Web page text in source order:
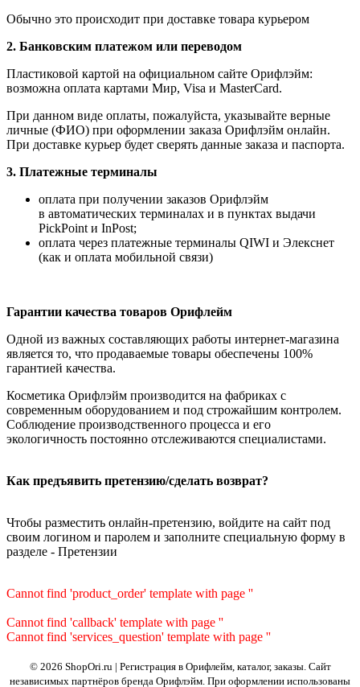
Обычно это происходит при доставке товара курьером
2. Банковским платежом или переводом
Пластиковой картой на официальном сайте Орифлэйм:
возможна оплата картами Мир, Visa и MasterCard.
При данном виде оплаты, пожалуйста, указывайте верные
личные (ФИО) при оформлении заказа Орифлэйм онлайн.
При доставке курьер будет сверять данные заказа и паспорта.
3. Платежные терминалы
оплата при получении заказов Орифлэйм
в автоматических терминалах и в пунктах выдачи
PickPoint и InPost;
оплата через платежные терминалы QIWI и Элекснет
(как и оплата мобильной связи)
Гарантии качества товаров Орифлейм
Одной из важных составляющих работы интернет-магазина
является то, что продаваемые товары обеспечены 100%
гарантией качества.
Косметика Орифлэйм производится на фабриках с
современным оборудованием и под строжайшим контролем.
Соблюдение производственного процесса и его
экологичность постоянно отслеживаются специалистами.
Как предъявить претензию/сделать возврат?
Чтобы разместить онлайн-претензию, войдите на сайт под
своим логином и паролем и заполните специальную форму в
разделе - Претензии
Cannot find 'product_order' template with page ''
Cannot find 'callback' template with page ''
Cannot find 'services_question' template with page ''
© 2026 ShopOri.ru | Регистрация в Орифлейм, каталог, заказы. Сайт
независимых партнёров бренда Орифлэйм. При оформлении использованы